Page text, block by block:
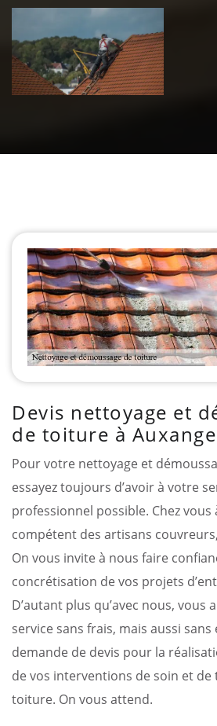
Urgence fuite
de toiture 39
Jura
Devis nettoyage et
de toiture à Auxange
Pour votre nettoyage et
essayez toujours d’avoir à votre
professionnel possible. Chez vous
compétent des artisans
On vous invite à nous faire
concrétisation de vos projets
D’autant plus qu’avec nous, vous
service sans frais, mais aussi
demande de devis pour la
de vos interventions de soin et
toiture. On vous attend.